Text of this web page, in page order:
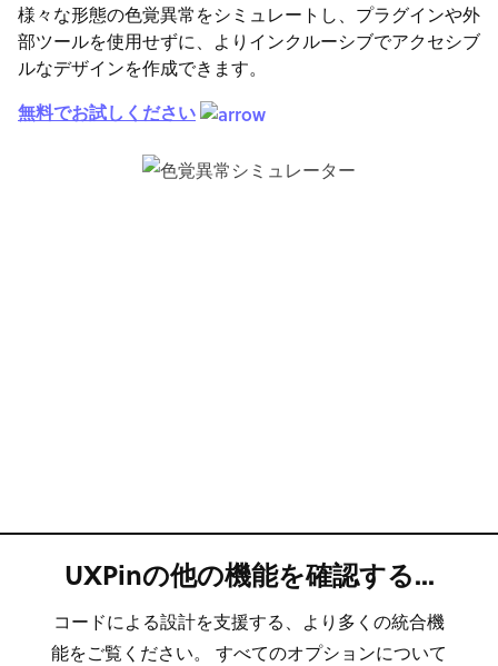
様々な形態の色覚異常をシミュレートし、プラグインや外
部ツールを使用せずに、よりインクルーシブでアクセシブ
ルなデザインを作成できます。
無料でお試しください
UXPinの他の機能を確認する...
コードによる設計を支援する、より多くの統合機
能をご覧ください。 すべてのオプションについて